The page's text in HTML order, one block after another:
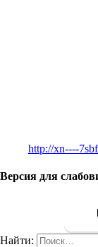
http://xn----
Версия для
Найти: